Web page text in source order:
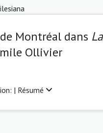
Montréal dans La
Ollivier
| Résumé